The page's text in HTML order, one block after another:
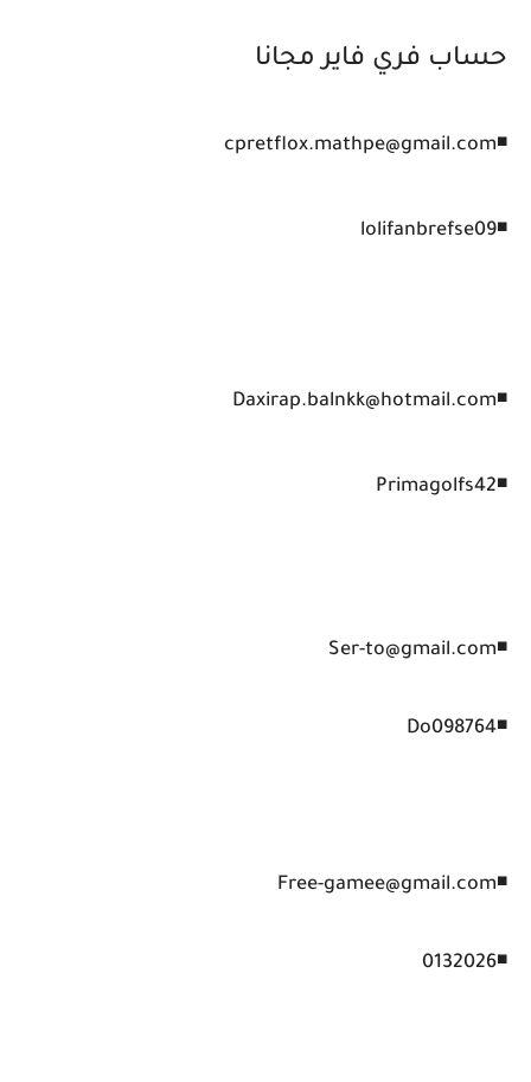
حساب فري فاير مجانا
◾cpretflox.mathpe@gmail.com
◾lolifanbrefse09
◾Daxirap.balnkk@hotmail.com
◾Primagolfs42
◾Ser-to@gmail.com
◾Do098764
◾Free-gamee@gmail.com
◾0132026